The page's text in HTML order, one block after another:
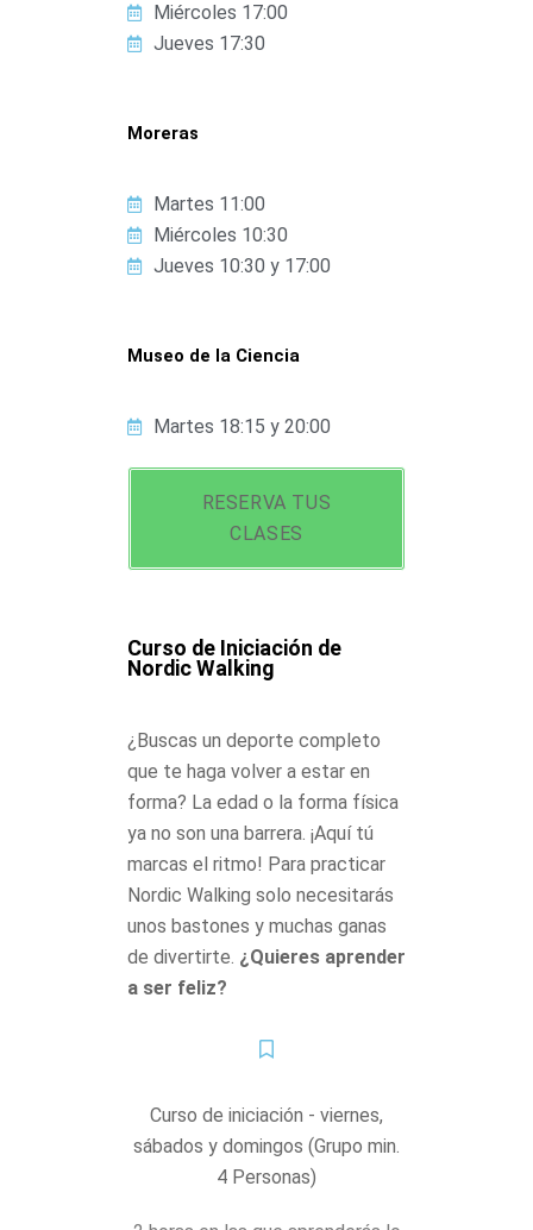
Miércoles 17:00
Jueves 17:30
Moreras
Martes 11:00
Miércoles 10:30
Jueves 10:30 y 17:00
Museo de la Ciencia
Martes 18:15 y 20:00
RESERVA TUS
CLASES
Curso de Iniciación de
Nordic Walking
¿Buscas un deporte completo
que te haga volver a estar en
forma? La edad o la forma física
ya no son una barrera. ¡Aquí tú
marcas el ritmo! Para practicar
Nordic Walking solo necesitarás
unos bastones y muchas ganas
de divertirte. ¿Quieres aprender
a ser feliz?
Curso de iniciación - viernes,
sábados y domingos (Grupo min.
4 Personas)